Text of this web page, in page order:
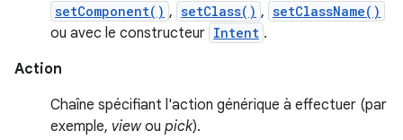
setComponent() , setClass() , setClassName()
ou avec le constructeur Intent .
Action
Chaîne spécifiant l'action générique à effectuer (par
exemple, viewou pick).